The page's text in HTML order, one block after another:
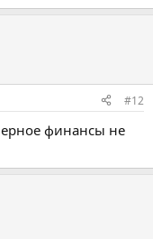
#12
финансы не